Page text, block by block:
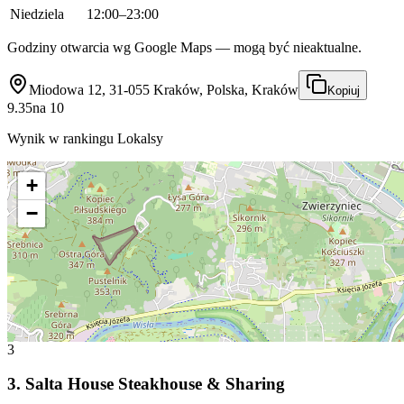
Niedziela
12:00–23:00
Godziny otwarcia wg Google Maps — mogą być nieaktualne.
Miodowa 12, 31-055 Kraków, Polska, Kraków Kopiuj
9.35na 10
Wynik w rankingu Lokalsy
+
−
3
3. Salta House Steakhouse & Sharing